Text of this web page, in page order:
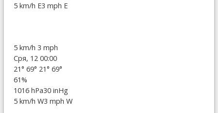
5 km/h E3 mph E
5 km/h 3 mph
Сря, 12 00:00
21° 69° 21° 69°
61%
1016 hPa30 inHg
5 km/h W3 mph W